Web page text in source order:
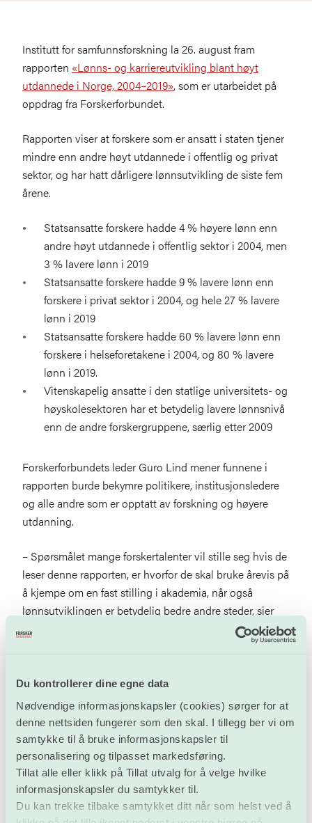
Du kontrollerer dine egne data
Nødvendige informasjonskapsler (cookies) sørger for at
denne nettsiden fungerer som den skal. I tillegg ber vi om
samtykke til å bruke informasjonskapsler til
personalisering og tilpasset markedsføring.
Tillat alle eller klikk på Tillat utvalg for å velge hvilke
informasjonskapsler du samtykker til.
Du kan trekke tilbake samtykket ditt når som helst ved å
Institutt for samfunnsforskning la 26. august fram
rapporten «Lønns- og karriereutvikling blant høyt
utdannede i Norge, 2004–2019», som er utarbeidet på
oppdrag fra Forskerforbundet.
Rapporten viser at forskere som er ansatt i staten tjener
mindre enn andre høyt utdannede i offentlig og privat
sektor, og har hatt dårligere lønnsutvikling de siste fem
årene.
Statsansatte forskere hadde 4 % høyere lønn enn
andre høyt utdannede i offentlig sektor i 2004, men
3 % lavere lønn i 2019
Statsansatte forskere hadde 9 % lavere lønn enn
forskere i privat sektor i 2004, og hele 27 % lavere
lønn i 2019
Statsansatte forskere hadde 60 % lavere lønn enn
forskere i helseforetakene i 2004, og 80 % lavere
lønn i 2019.
Vitenskapelig ansatte i den statlige universitets- og
høyskolesektoren har et betydelig lavere lønnsnivå
enn de andre forskergruppene, særlig etter 2009
Forskerforbundets leder Guro Lind mener funnene i
rapporten burde bekymre politikere, institusjonsledere
og alle andre som er opptatt av forskning og høyere
utdanning.
– Spørsmålet mange forskertalenter vil stille seg hvis de
leser denne rapporten, er hvorfor de skal bruke årevis på
å kjempe om en fast stilling i akademia, når også
lønnsutviklingen er betydelig bedre andre steder, sier
Lind.
høyere i akademia enn i resten av arbeidslivet. På
toppen av dette kommer en høy andel merarbeid som
aldri kompenseres – og altså en dårligere
lønnsutvikling.
– Rapporten viser at forskerne taper mot andre
utdanningsgrupper, og at forskere i staten taper mot
forskere i privat sektor og i helseforetakene. Akademia